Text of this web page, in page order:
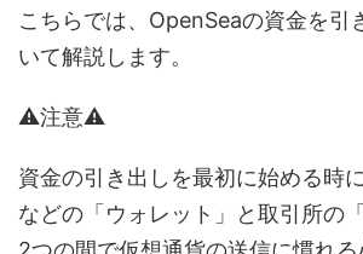
こちらでは、OpenSeaの資金を引
いて解説します。
⚠︎注意⚠︎
資金の引き出しを最初に始める時
などの「ウォレット」と取引所の